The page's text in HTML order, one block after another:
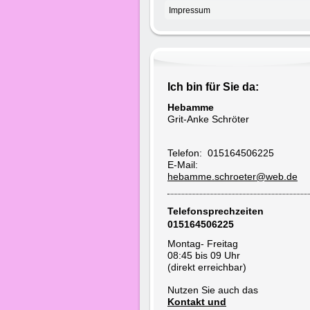
Impressum
Ich bin für Sie da:
Hebamme
Grit-Anke Schröter
Telefon: 015164506225
E-Mail:
hebamme.schroeter@web.de
Telefonsprechzeiten
015164506225
Montag- Freitag
08:45 bis 09 Uhr
(direkt erreichbar)
Nutzen Sie auch das
Kontakt und